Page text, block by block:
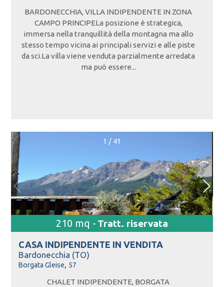
BARDONECCHIA, VILLA INDIPENDENTE IN ZONA
CAMPO PRINCIPELa posizione è strategica,
immersa nella tranquillità della montagna ma allo
stesso tempo vicina ai principali servizi e alle piste
da sci.La villa viene venduta parzialmente arredata
ma può essere...
1 / 41
210 mq - Tratt. riservata
CASA INDIPENDENTE IN VENDITA
Bardonecchia (TO)
Borgata Gleise, 57
CHALET INDIPENDENTE, BORGATA